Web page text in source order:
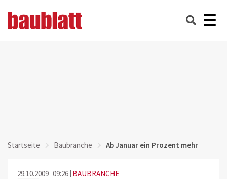
Startseite Baubranche Ab Januar ein Prozent mehr
29.10.2009 09:26 BAUBRANCHE